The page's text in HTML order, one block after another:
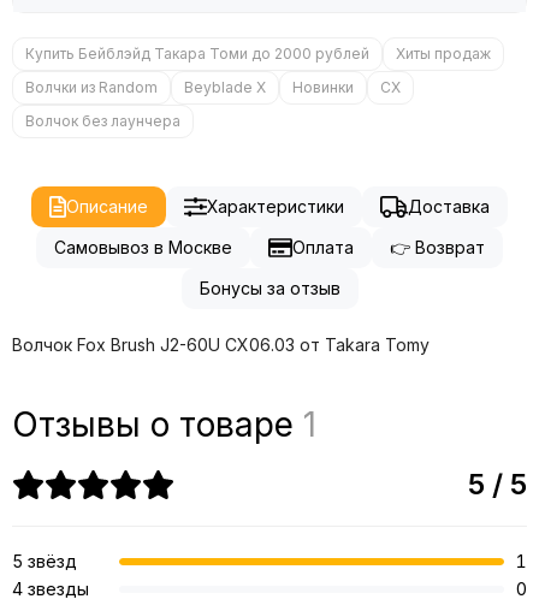
Купить Бейблэйд Такара Томи до 2000 рублей
Хиты продаж
Волчки из Random
Beyblade X Новинки
CX
Волчок без лаунчера
Описание Характеристики
Доставка
Самовывоз в Москве
Оплата
👉 Возврат
Бонусы за отзыв
Волчок Fox Brush J2-60U CX06.03 от Takara Tomy
Отзывы о товаре 1
5 / 5
5 звёзд
1
4 звезды
0